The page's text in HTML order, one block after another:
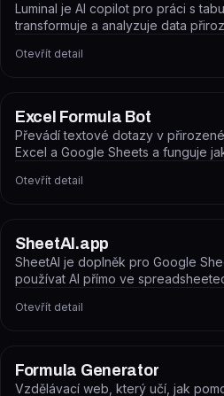
Luminal je AI copilot pro práci s
transformuje a analyzuje data
Otevřít detail
Excel Formula Bot
Převádí textové dotazy v
Excel a Google Sheets a funguje
Otevřít detail
SheetAI.app
SheetAI je doplněk pro Google
používat AI přímo ve
Otevřít detail
Formula Generator
Vzdělávací web, který učí, jak